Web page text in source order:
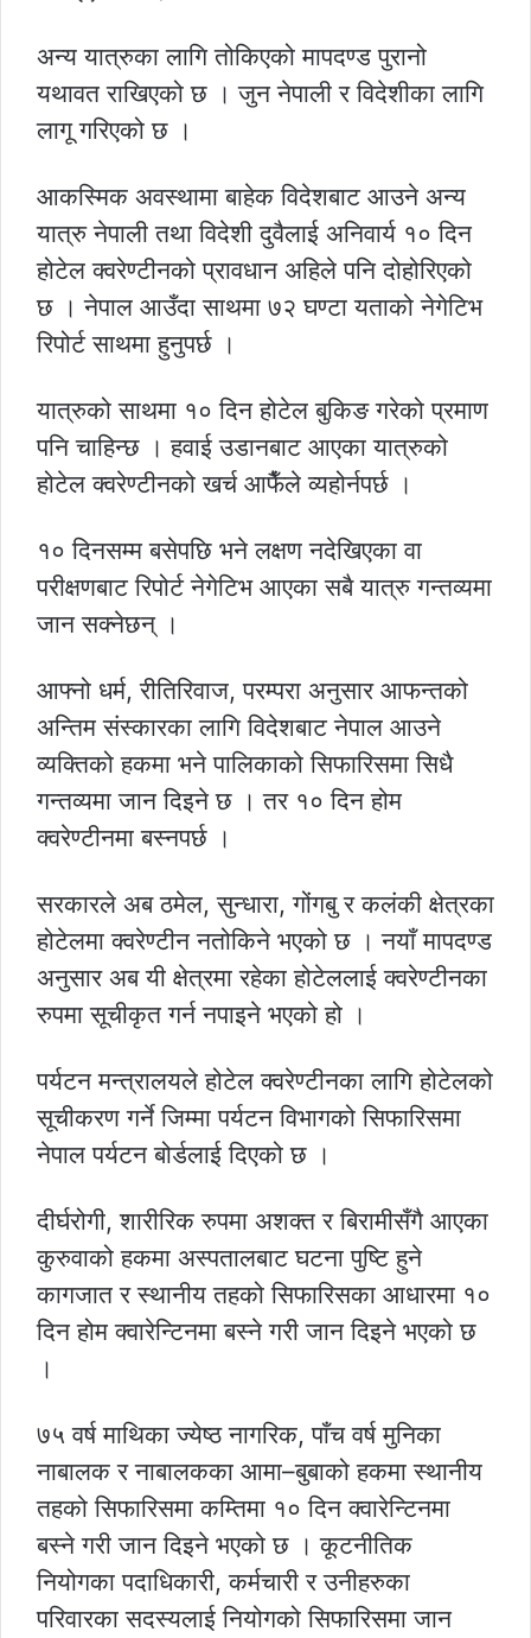
अन्य यात्रुका लागि तोकिएको मापदण्ड पुरानो
यथावत राखिएको छ । जुन नेपाली र विदेशीका लागि
लागू गरिएको छ ।
आकस्मिक अवस्थामा बाहेक विदेशबाट आउने अन्य
यात्रु नेपाली तथा विदेशी दुवैलाई अनिवार्य १० दिन
होटेल क्वरेण्टीनको प्रावधान अहिले पनि दोहोरिएको
छ । नेपाल आउँदा साथमा ७२ घण्टा यताको नेगेटिभ
रिपोर्ट साथमा हुनुपर्छ ।
यात्रुको साथमा १० दिन होटेल बुकिङ गरेको प्रमाण
पनि चाहिन्छ । हवाई उडानबाट आएका यात्रुको
होटेल क्वरेण्टीनको खर्च आफैँले व्यहोर्नपर्छ ।
१० दिनसम्म बसेपछि भने लक्षण नदेखिएका वा
परीक्षणबाट रिपोर्ट नेगेटिभ आएका सबै यात्रु गन्तव्यमा
जान सक्नेछन् ।
आफ्नो धर्म, रीतिरिवाज, परम्परा अनुसार आफन्तको
अन्तिम संस्कारका लागि विदेशबाट नेपाल आउने
व्यक्तिको हकमा भने पालिकाको सिफारिसमा सिधै
गन्तव्यमा जान दिइने छ । तर १० दिन होम
क्वरेण्टीनमा बस्नपर्छ ।
सरकारले अब ठमेल, सुन्धारा, गोंगबु र कलंकी क्षेत्रका
होटेलमा क्वरेण्टीन नतोकिने भएको छ । नयाँ मापदण्ड
अनुसार अब यी क्षेत्रमा रहेका होटेललाई क्वरेण्टीनका
रुपमा सूचीकृत गर्न नपाइने भएको हो ।
पर्यटन मन्त्रालयले होटेल क्वरेण्टीनका लागि होटेलको
सूचीकरण गर्ने जिम्मा पर्यटन विभागको सिफारिसमा
नेपाल पर्यटन बोर्डलाई दिएको छ ।
दीर्घरोगी, शारीरिक रुपमा अशक्त र बिरामीसँगै आएका
कुरुवाको हकमा अस्पतालबाट घटना पुष्टि हुने
कागजात र स्थानीय तहको सिफारिसका आधारमा १०
दिन होम क्वारेन्टिनमा बस्ने गरी जान दिइने भएको छ
।
७५ वर्ष माथिका ज्येष्ठ नागरिक, पाँच वर्ष मुनिका
नाबालक र नाबालकका आमा–बुबाको हकमा स्थानीय
तहको सिफारिसमा कम्तिमा १० दिन क्वारेन्टिनमा
बस्ने गरी जान दिइने भएको छ । कूटनीतिक
नियोगका पदाधिकारी, कर्मचारी र उनीहरुका
परिवारका सदस्यलाई नियोगको सिफारिसमा जान